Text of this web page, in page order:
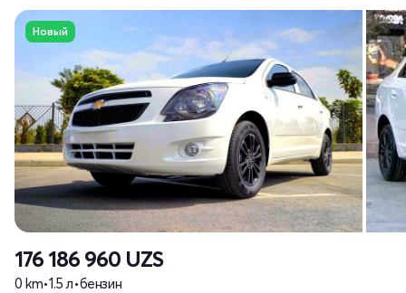
Новый
176 186 960 UZS
0 km•1.5 л•бензин